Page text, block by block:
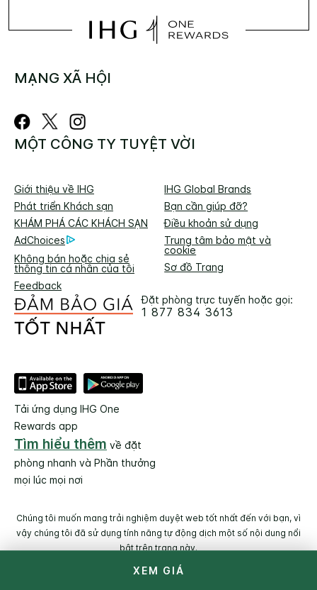
XEM GIÁ
MẠNG XÃ HỘI
MỘT CÔNG TY TUYỆT VỜI
Giới thiệu về IHG
IHG Global Brands
Phát triển Khách sạn
Bạn cần giúp đỡ?
KHÁM PHÁ CÁC KHÁCH SẠN
Điều khoản sử dụng
AdChoices
Trung tâm bảo mật và
cookie
Không bán hoặc chia sẻ
thông tin cá nhân của tôi
Sơ đồ Trang
Feedback
Đặt phòng trực tuyến hoặc gọi:
1 877 834 3613
Tải ứng dụng IHG One
Rewards app
Tìm hiểu thêm về đặt
phòng nhanh và Phần thưởng
mọi lúc mọi nơi
Chúng tôi muốn mang trải nghiệm duyệt web tốt nhất đến với bạn, vì
vậy chúng tôi đã sử dụng tính năng tự động dịch một số nội dung nổi
bật trên trang này.